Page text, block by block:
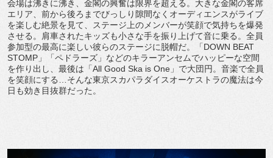
会場は沸きに沸き、金閣の興奮は限界を超える。大きな金閣の客席
エリア、前から後ろまでびっしり隙間なくオーディエンスがライブ
を楽しむ絶景を見て、ステージ上のメンバーが笑顔で気持ちを爆発
させる。肩車されたキッズも小さな手を振り上げて音に乗る。全員
参加型の最高に楽しい彼らのステージに脱帽だ。「DOWN BEAT
STOMP」「ペドラーズ」などのキラーアンセムでハッピーな空間
を作り出し、最後は「All Good Ska is One」で大団円。音楽で全員
を笑顔にする…そんな東京スカパラダイスオーケストラの魔法は今
日も効き目抜群だった。